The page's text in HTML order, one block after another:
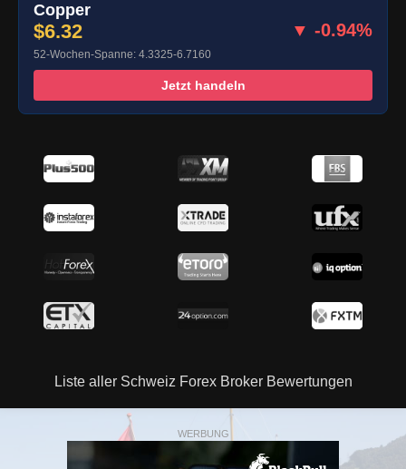
Copper
$6.32 ▼ -0.94%
52-Wochen-Spanne: 4.3325-6.7160
Jetzt handeln
Liste aller Schweiz Forex Broker Bewertungen
WERBUNG